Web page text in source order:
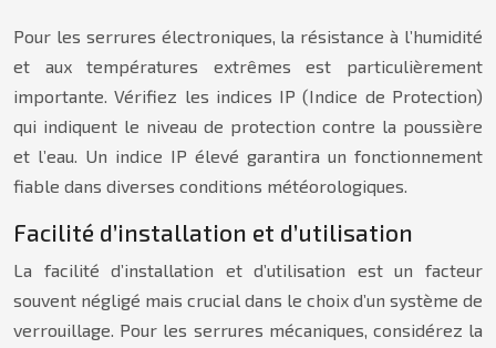
Pour les serrures électroniques, la résistance à l’humidité
et aux températures extrêmes est particulièrement
importante. Vérifiez les indices IP (Indice de Protection)
qui indiquent le niveau de protection contre la poussière
et l’eau. Un indice IP élevé garantira un fonctionnement
fiable dans diverses conditions météorologiques.
Facilité d’installation et d’utilisation
La facilité d’installation et d’utilisation est un facteur
souvent négligé mais crucial dans le choix d’un système de
verrouillage. Pour les serrures mécaniques, considérez la